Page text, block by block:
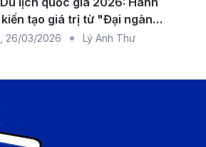
lợi cho hành khách trong suốt
tạo giá trị từ "Đại ngàn
biển xanh"
26/03/2026 Lý Anh Thư